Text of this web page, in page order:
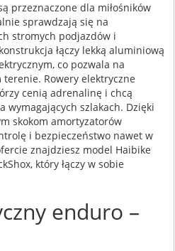
przeznaczone dla miłośników
sprawdzają się na
stromych podjazdów i
łączy lekką aluminiową
co pozwala na
Rowery elektryczne
cenią adrenalinę i chcą
wymagających szlakach. Dzięki
skokom amortyzatorów
i bezpieczeństwo nawet w
znajdziesz model Haibike
który łączy w sobie
enduro –